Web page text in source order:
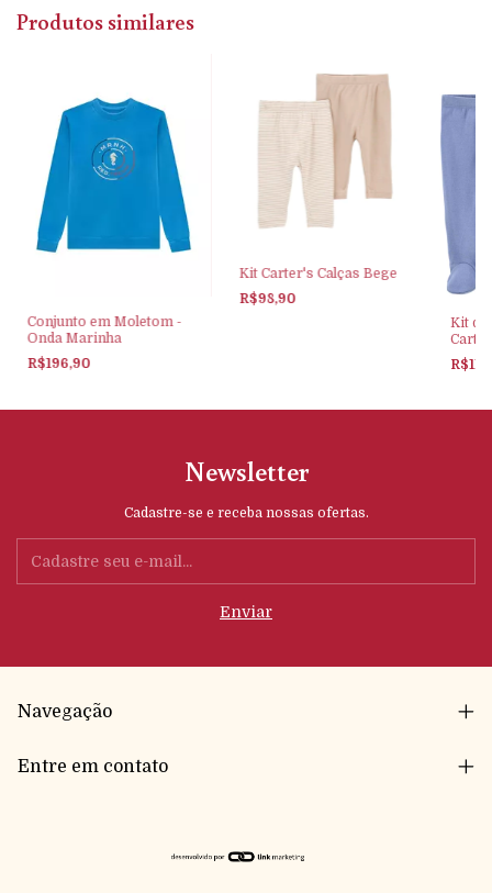
Produtos similares
Conjunto em Moletom -
Onda Marinha
R$196,90
Kit Carter's Calças Bege
R$98,90
Kit de
Newsletter
Cadastre-se e receba nossas ofertas.
Navegação
Entre em contato